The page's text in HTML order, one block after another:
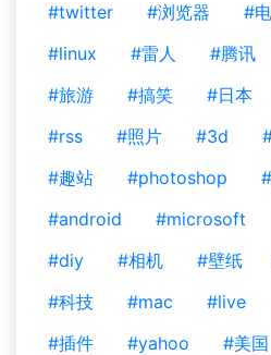
#twitter
#浏览器 #
#linux
#雷人 #腾讯
#旅游
#搞笑 #日本
#rss
#照片 #3d
#趣站
#photoshop
#android
#microsoft
#diy
#相机 #壁纸
#科技
#mac #live
#插件
#yahoo #美国